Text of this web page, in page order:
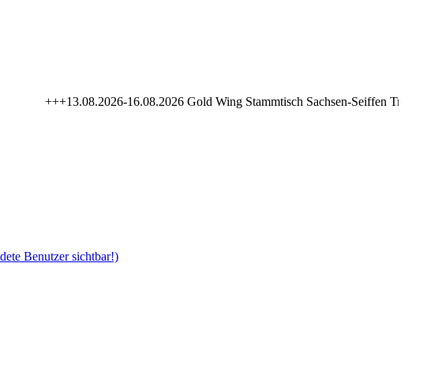
+++13.08.2026-16.08.2026 Gold Wing Stammtisch Sachsen-Seiffen Treffen 2026+++
Benutzer sichtbar!)